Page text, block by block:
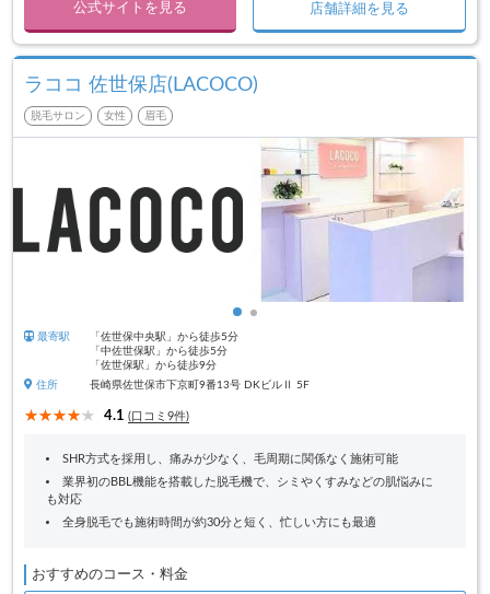
公式サイトを見る 店舗詳細を見る
ラココ 佐世保店(LACOCO)
脱毛サロン 女性 眉毛
最寄駅
「佐世保中央駅」から徒歩5分
「中佐世保駅」から徒歩5分
「佐世保駅」から徒歩9分
住所
長崎県佐世保市下京町9番13号 DKビルⅡ 5F
4.1 (口コミ9件)
SHR方式を採用し、痛みが少なく、毛周期に関係なく施術可能
業界初のBBL機能を搭載した脱毛機で、シミやくすみなどの肌悩みに
も対応
全身脱毛でも施術時間が約30分と短く、忙しい方にも最適
おすすめのコース・料金